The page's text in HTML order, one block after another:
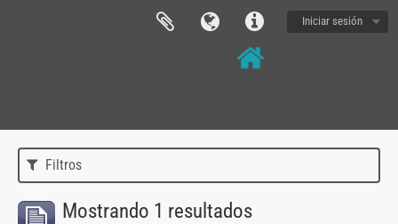
Iniciar sesión
Filtros
Mostrando 1 resultados